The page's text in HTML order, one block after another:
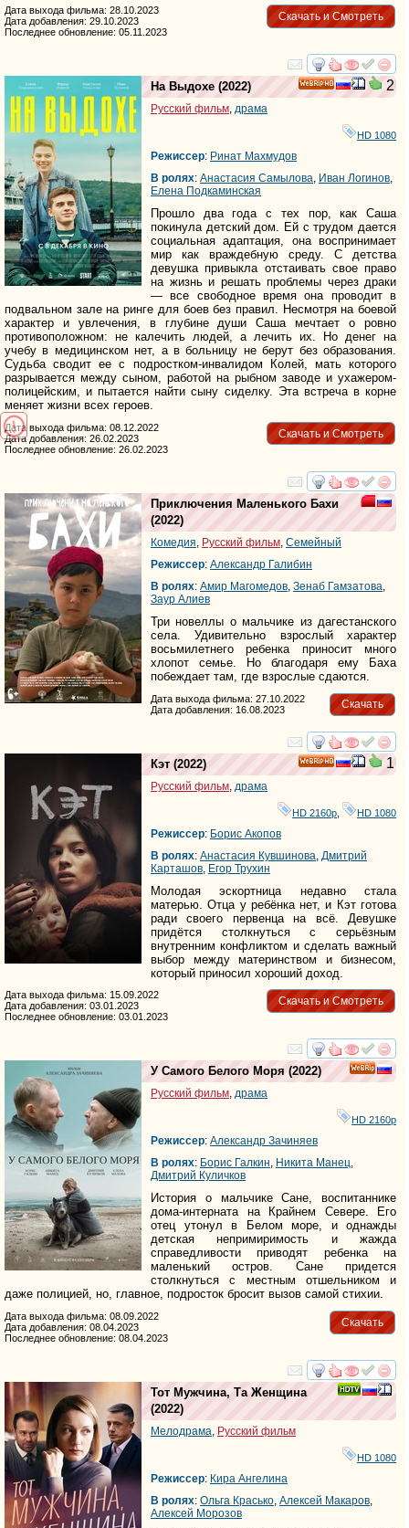
Скачать и Смотреть
Дата выхода фильма: 28.10.2023
Дата добавления: 29.10.2023
Последнее обновление: 05.11.2023
смотреть
HD
2
На Выдохе (2022)
Русский фильм, драма
HD 1080
Режиссер: Ринат Махмудов
В ролях: Анастасия Самылова, Иван Логинов,
Елена Подкаминская
Прошло два года с тех пор, как Саша
покинула детский дом. Ей с трудом дается
социальная адаптация, она воспринимает
мир как враждебную среду. С детства
девушка привыкла отстаивать свое право
на жизнь и решать проблемы через драки
— все свободное время она проводит в
подвальном зале на ринге для боев без правил. Несмотря на боевой
характер и увлечения, в глубине души Саша мечтает о ровно
противоположном: не калечить людей, а лечить их. Но денег на
учебу в медицинском нет, а в больницу не берут без образования.
Судьба сводит ее с подростком-инвалидом Колей, мать которого
разрывается между сыном, работой на рыбном заводе и ухажером-
полицейским, и пытается найти сыну сиделку. Эта встреча в корне
меняет жизни всех героев.
Скачать и Смотреть
Дата выхода фильма: 08.12.2022
Дата добавления: 26.02.2023
Последнее обновление: 26.02.2023
смотреть
Приключения Маленького Бахи
(2022)
Комедия, Русский фильм, Семейный
Режиссер: Александр Галибин
В ролях: Амир Магомедов, Зенаб Гамзатова,
Заур Алиев
Три новеллы о мальчике из дагестанского
села. Удивительно взрослый характер
восьмилетнего ребенка приносит много
хлопот семье. Но благодаря ему Баха
побеждает там, где взрослые сдаются.
Скачать
Дата выхода фильма: 27.10.2022
Дата добавления: 16.08.2023
смотреть
HD
1
Кэт (2022)
Русский фильм драма
HD 2160р HD 1080
Режиссер: Борис Акопов
В ролях: Анастасия Кувшинова Дмитрий
Карташов Егор Трухин
Молодая эскортница недавно стала
матерью. Отца у ребёнка нет, и Кэт готова
ради своего первенца на всё. Девушке
придётся столкнуться с серьёзным
внутренним конфликтом и сделать важный
выбор между материнством и бизнесом,
который приносил хороший доход.
Скачать и Смотреть
Дата выхода фильма: 15.09.2022
Дата добавления: 03.01.2023
Последнее обновление: 03.01.2023
смотреть
У Самого Белого Моря (2022)
Русский фильм, драма
HD 2160р
Режиссер: Александр Зачиняев
В ролях: Борис Галкин, Никита Манец,
Дмитрий Куличков
История о мальчике Сане, воспитаннике
дома-интерната на Крайнем Севере. Его
отец утонул в Белом море, и однажды
детская непримиримость и жажда
справедливости приводят ребенка на
маленький остров. Сане придется
столкнуться с местным отшельником и
даже полицией, но, главное, подросток бросит вызов самой стихии.
Скачать
Дата выхода фильма: 08.09.2022
Дата добавления: 08.04.2023
Последнее обновление: 08.04.2023
смотреть
Тот Мужчина, Та Женщина
(2022)
Мелодрама, Русский фильм
HD 1080
Режиссер: Кира Ангелина
В ролях: Ольга Красько, Алексей Макаров,
Алексей Морозов